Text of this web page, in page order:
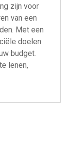
zijn voor
van een
Met een
doelen
budget.
lenen,